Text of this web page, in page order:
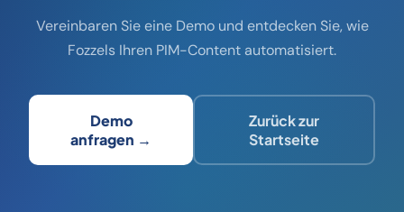
Vereinbaren Sie eine Demo und entdecken Sie, wie
Fozzels Ihren PIM-Content automatisiert.
Demo
anfragen →
Zurück zur
Startseite